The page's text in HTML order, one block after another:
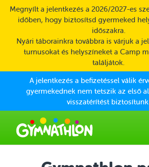
Skip to main content
Megnyílt a jelentkezés a 2026/2027-es
időben, hogy biztosítsd gyermeked
időszakra.
Nyári táborainkra továbbra is várjuk a
turnusokat és helyszíneket a Camp
találjátok.
A jelentkezés a befizetéssel válik
gyermekednek nem tetszik az első
visszatérítést biztosítunk.